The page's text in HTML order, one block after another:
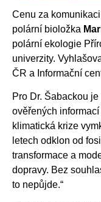
Cenu za
polární bioložka
polární ekologie
univerzity.
ČR a Informační
Pro Dr. Šabackou
ověřených
klimatická krize
letech odklon od
transformace a
dopravy. Bez
to nepůjde.“